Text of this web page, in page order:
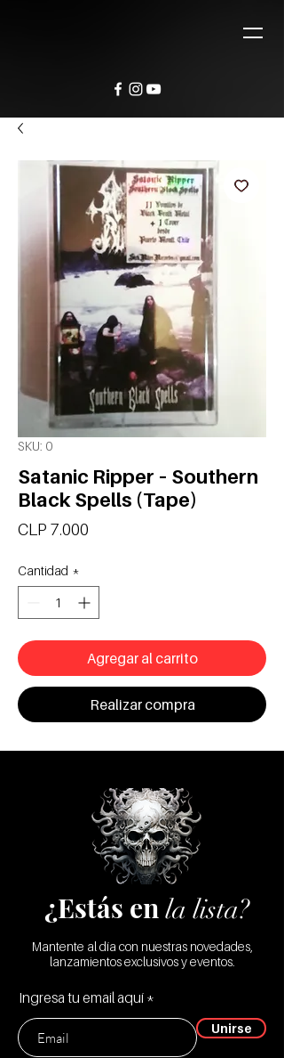
SKU: 0
Satanic Ripper – Southern
Black Spells (Tape)
CLP 7.000
Cantidad *
Agregar al carrito
Realizar compra
¿Estás enla lista?
Mantente al día con nuestras novedades,
lanzamientos exclusivos y eventos.
Ingresa tu email aquí
Unirse